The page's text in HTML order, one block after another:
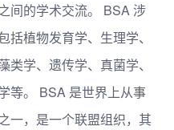
间的学术交流。 BSA 涉
植物发育学、生理学、
学、遗传学、真菌学、
等。 BSA 是世界上从事
一，是一个联盟组织，其